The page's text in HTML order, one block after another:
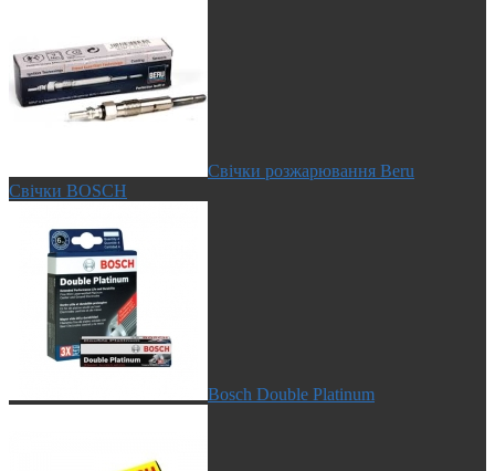
Свічки розжарювання Beru
Свічки BOSCH
Bosch Double Platinum